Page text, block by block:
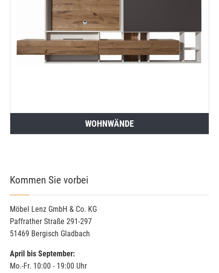
WOHNWÄNDE
Kommen Sie vorbei
Möbel Lenz GmbH & Co. KG
Paffrather Straße 291-297
51469 Bergisch Gladbach
April bis September:
Mo.-Fr. 10:00 - 19:00 Uhr